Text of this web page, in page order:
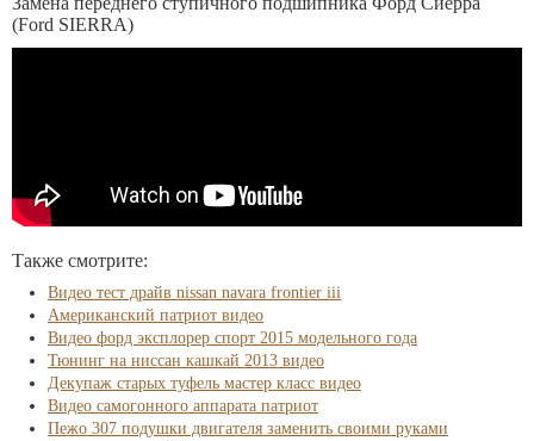
(Ford SIERRA)
Также смотрите:
Видео тест драйв nissan navara frontier iii
Американский патриот видео
Видео форд эксплорер спорт 2015 модельного года
Тюнинг на ниссан кашкай 2013 видео
Декупаж старых туфель мастер класс видео
Видео самогонного аппарата патриот
Пежо 307 подушки двигателя заменить своими руками